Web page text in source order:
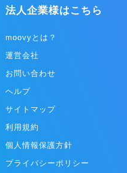
法人企業様はこちら
moovyとは？
運営会社
お問い合わせ
ヘルプ
サイトマップ
利用規約
個人情報保護方針
プライバシーポリシー